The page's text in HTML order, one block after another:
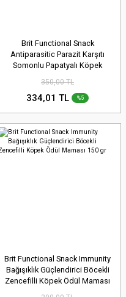
Brit Functional Snack
Antiparasitic Parazit Karşıtı
Somonlu Papatyalı Köpek
350,00 TL
334,01 TL %5
Brit Functional Snack Immunity
Bağışıklık Güçlendirici Böcekli
Zencefilli Köpek Ödül Maması